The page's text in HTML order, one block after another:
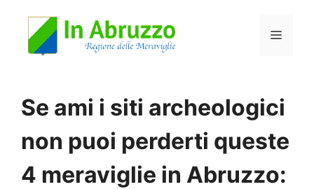
Menu
Se ami i siti archeologici
non puoi perderti queste
4 meraviglie in Abruzzo: